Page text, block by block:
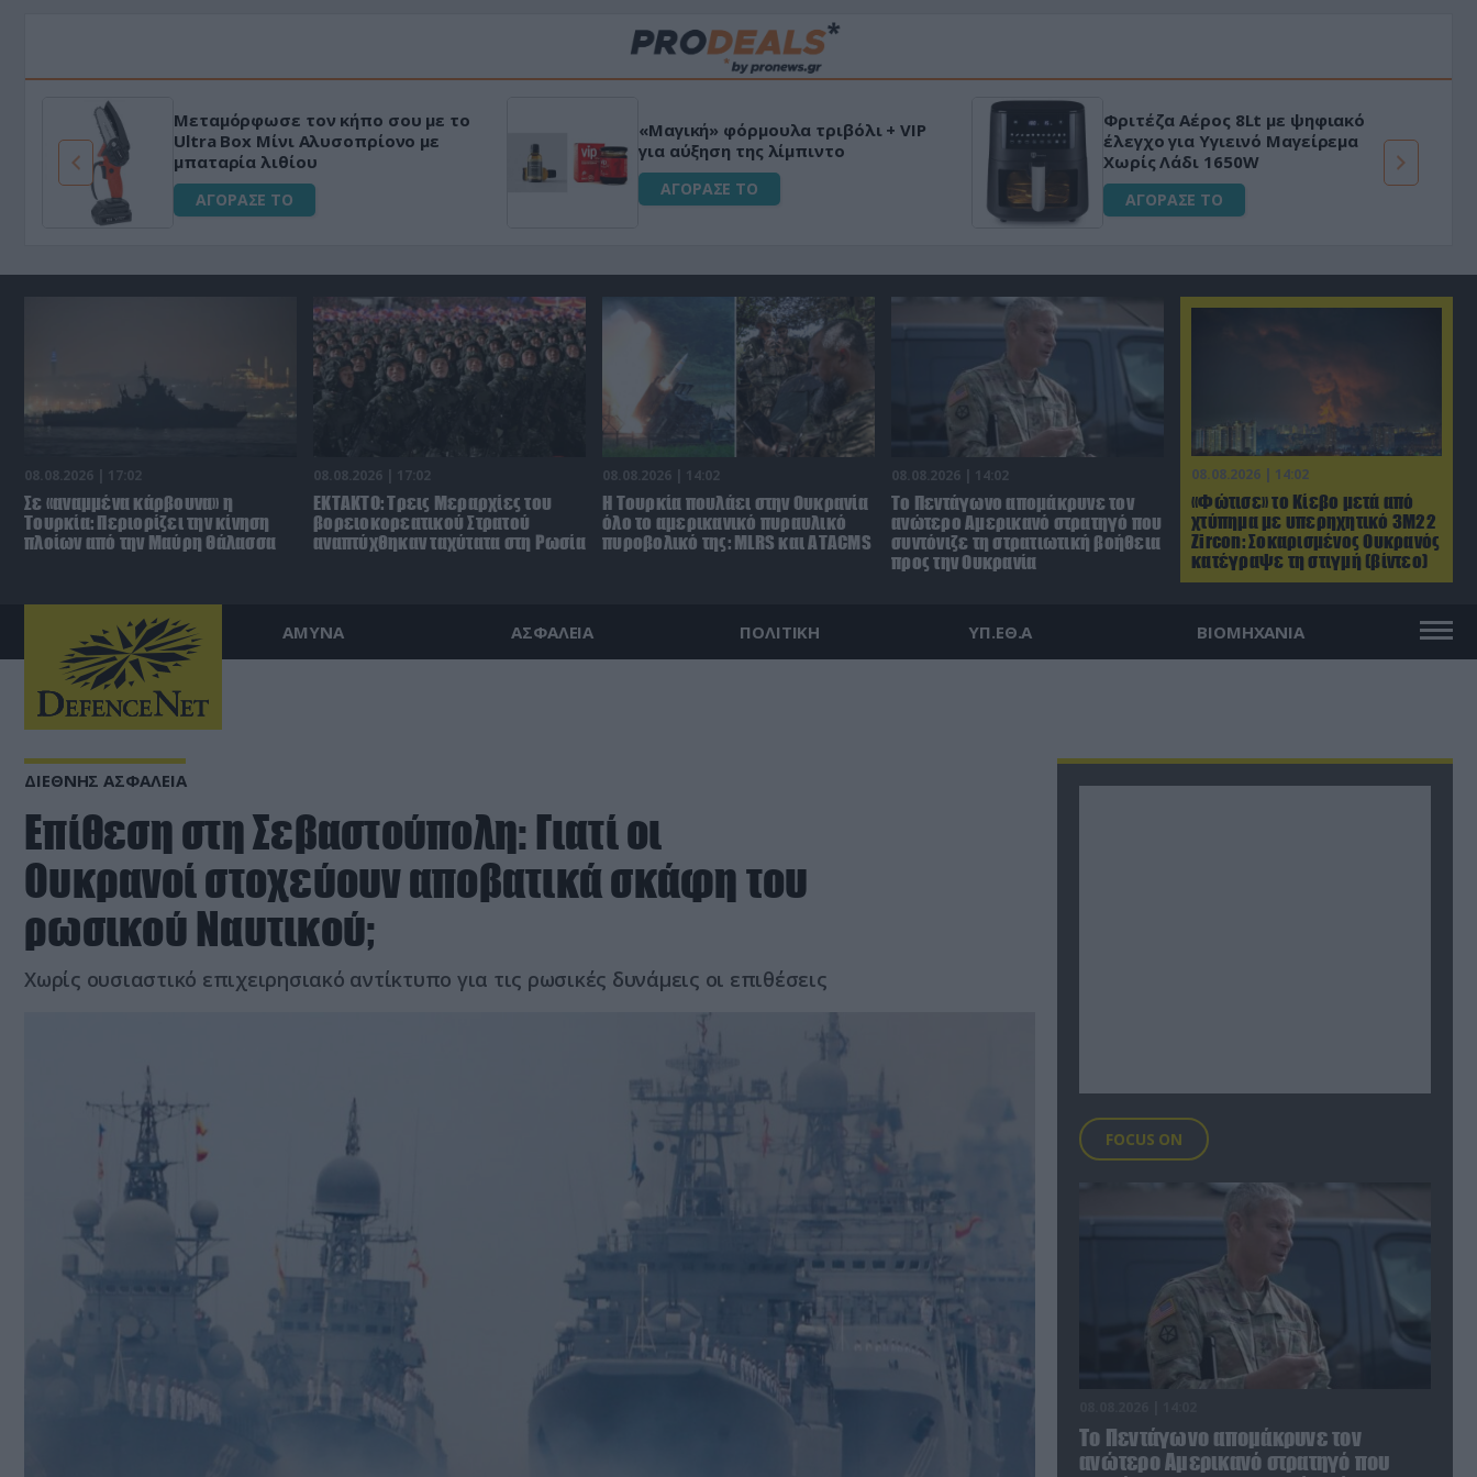
Μεταμόρφωσε τον κήπο σου με το
Ultra Box Μίνι Αλυσοπρίονο με
μπαταρία λιθίου
ΑΓΟΡΑΣΕ ΤΟ
«Μαγική» φόρμουλα τριβόλι + VIP
για αύξηση της λίμπιντο
ΑΓΟΡΑΣΕ ΤΟ
Φριτέζα Αέρος 8Lt με ψηφιακό
έλεγχο για Υγιεινό Μαγείρεμα
Χωρίς Λάδι 1650W
ΑΓΟΡΑΣΕ ΤΟ
08.08.2026 | 14:02
«Φώτισε» το Κίεβο μετά από
χτύπημα με υπερηχητικό 3M22
Zircon: Σοκαρισμένος Ουκρανός
κατέγραψε τη στιγμή (βίντεο)
08.08.2026 | 17:02
Σε «αναμμένα κάρβουνα» η
Τουρκία: Περιορίζει την κίνηση
πλοίων από την Μαύρη Θάλασσα
08.08.2026 | 17:02
ΕΚΤΑΚΤΟ: Τρεις Μεραρχίες του
βορειοκορεατικού Στρατού
αναπτύχθηκαν ταχύτατα στη Ρωσία
08.08.2026 | 14:02
Η Τουρκία πουλάει στην Ουκρανία
όλο το αμερικανικό πυραυλικό
πυροβολικό της: MLRS και ΑΤΑCMS
08.08.2026 | 14:02
Το Πεντάγωνο απομάκρυνε τον
ανώτερο Αμερικανό στρατηγό που
συντόνιζε τη στρατιωτική βοήθεια
προς την Ουκρανία
ΑΜΥΝΑ ΑΣΦΑΛΕΙΑ ΠΟΛΙΤΙΚΗ ΥΠ.ΕΘ.Α ΒΙΟΜΗΧΑΝΙΑ
ΔΙΕΘΝΗΣ ΑΣΦΑΛΕΙΑ
Επίθεση στη Σεβαστούπολη: Γιατί οι
Ουκρανοί στοχεύουν αποβατικά σκάφη του
ρωσικού Ναυτικού;
Χωρίς ουσιαστικό επιχειρησιακό αντίκτυπο για τις ρωσικές δυνάμεις οι επιθέσεις
FOCUS ON
Το Πεντάγωνο απομάκρυνε τον
ανώτερο Αμερικανό στρατηγό που